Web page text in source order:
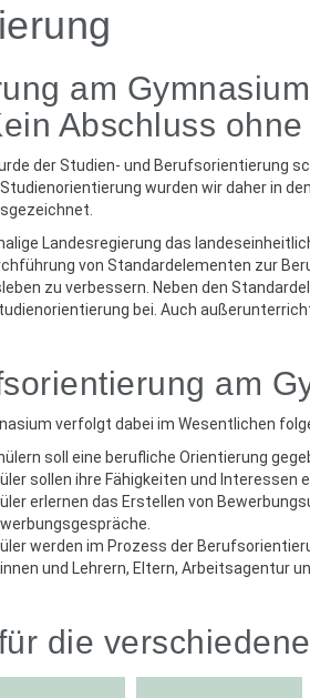
am
Abschluss
der Studien- und Berufsorientierung
wurden wir daher in
Landesregierung das
von Standardelementen zur
zu verbessern. Neben den
bei. Auch
am
verfolgt dabei im Wesentlichen
soll eine berufliche Orientierung
sollen ihre Fähigkeiten und Interessen
erlernen das Erstellen von
werden im Prozess der
und Lehrern, Eltern, Arbeitsagentur
die